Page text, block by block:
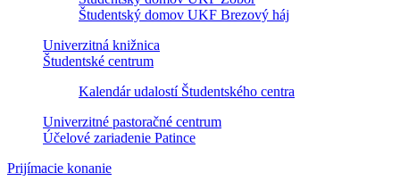
Študentský domov UKF Brezový háj
Univerzitná knižnica
Študentské centrum
Kalendár udalostí Študentského centra
Univerzitné pastoračné centrum
Účelové zariadenie Patince
Prijímacie konanie